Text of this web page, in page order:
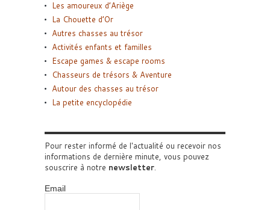
Les amoureux d’Ariège
La Chouette d’Or
Autres chasses au trésor
Activités enfants et familles
Escape games & escape rooms
Chasseurs de trésors & Aventure
Autour des chasses au trésor
La petite encyclopédie
Pour rester informé de l'actualité ou recevoir nos
informations de dernière minute, vous pouvez
souscrire à notre newsletter.
Email